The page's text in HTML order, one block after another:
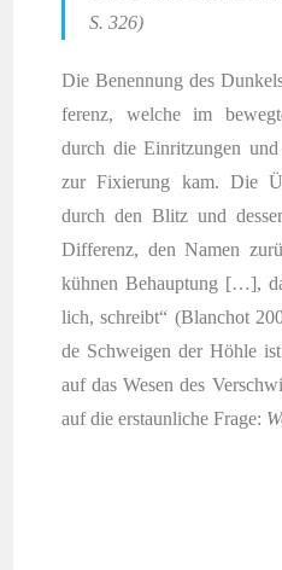
S. 326)
Die Benen­nung des
fe­renz, wel­che im
durch die Ein­rit­zun­gen
zur Fixie­rung kam. Die
durch den Blitz und
Dif­fe­renz, den Namen
küh­nen Behaup­tung […],
lich, schreibt“ (Blan­chot
de Schwei­gen der Höh­le
auf das Wesen des
auf die erstaun­li­che Fra­ge: